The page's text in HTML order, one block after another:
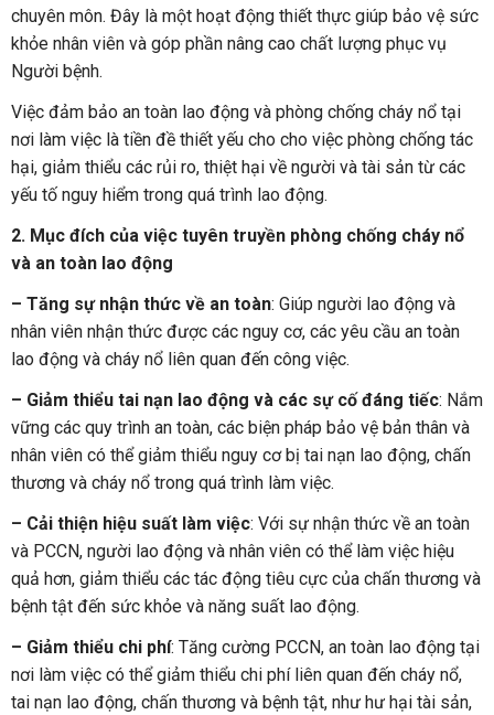
chuyên môn. Đây là một hoạt động thiết thực giúp bảo vệ sức
khỏe nhân viên và góp phần nâng cao chất lượng phục vụ
Người bệnh.
Việc đảm bảo an toàn lao động và phòng chống cháy nổ tại
nơi làm việc là tiền đề thiết yếu cho cho việc phòng chống tác
hại, giảm thiểu các rủi ro, thiệt hại về người và tài sản từ các
yếu tố nguy hiểm trong quá trình lao động.
2. Mục đích của việc tuyên truyền phòng chống cháy nổ
và an toàn lao động
– Tăng sự nhận thức về an toàn: Giúp người lao động và
nhân viên nhận thức được các nguy cơ, các yêu cầu an toàn
lao động và cháy nổ liên quan đến công việc.
– Giảm thiểu tai nạn lao động và các sự cố đáng tiếc: Nắm
vững các quy trình an toàn, các biện pháp bảo vệ bản thân và
nhân viên có thể giảm thiểu nguy cơ bị tai nạn lao động, chấn
thương và cháy nổ trong quá trình làm việc.
– Cải thiện hiệu suất làm việc: Với sự nhận thức về an toàn
và PCCN, người lao động và nhân viên có thể làm việc hiệu
quả hơn, giảm thiểu các tác động tiêu cực của chấn thương và
bệnh tật đến sức khỏe và năng suất lao động.
– Giảm thiểu chi phí: Tăng cường PCCN, an toàn lao động tại
nơi làm việc có thể giảm thiểu chi phí liên quan đến cháy nổ,
tai nạn lao động, chấn thương và bệnh tật, như hư hại tài sản,